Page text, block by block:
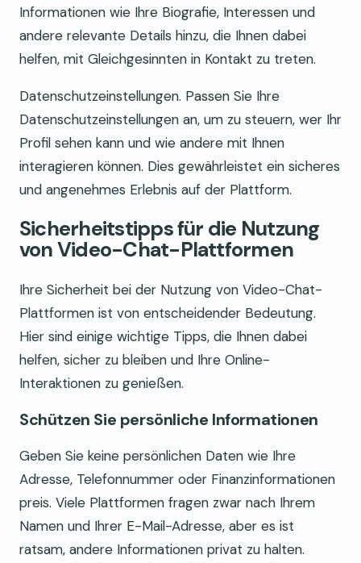
Informationen wie Ihre Biografie, Interessen und
andere relevante Details hinzu, die Ihnen dabei
helfen, mit Gleichgesinnten in Kontakt zu treten.
Datenschutzeinstellungen. Passen Sie Ihre
Datenschutzeinstellungen an, um zu steuern, wer Ihr
Profil sehen kann und wie andere mit Ihnen
interagieren können. Dies gewährleistet ein sicheres
und angenehmes Erlebnis auf der Plattform.
Sicherheitstipps für die Nutzung
von Video-Chat-Plattformen
Ihre Sicherheit bei der Nutzung von Video-Chat-
Plattformen ist von entscheidender Bedeutung.
Hier sind einige wichtige Tipps, die Ihnen dabei
helfen, sicher zu bleiben und Ihre Online-
Interaktionen zu genießen.
Schützen Sie persönliche Informationen
Geben Sie keine persönlichen Daten wie Ihre
Adresse, Telefonnummer oder Finanzinformationen
preis. Viele Plattformen fragen zwar nach Ihrem
Namen und Ihrer E-Mail-Adresse, aber es ist
ratsam, andere Informationen privat zu halten.